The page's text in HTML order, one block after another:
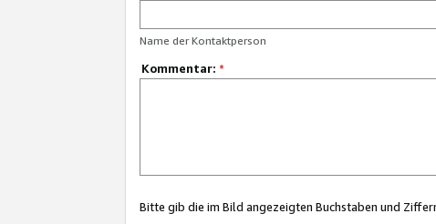
Name der Kontaktperson
Kommentar: *
Bitte gib die im Bild angezeigten Buchstaben und